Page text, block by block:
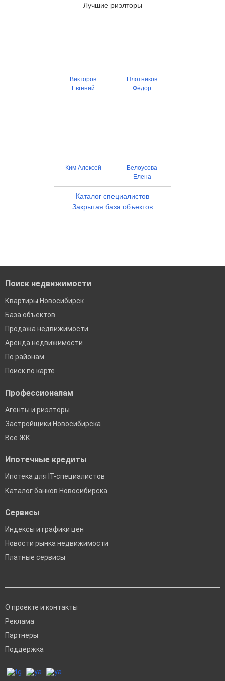
Лучшие риэлторы
Викторов
Евгений
Плотников
Фёдор
Ким Алексей
Белоусова
Елена
Каталог специалистов
Закрытая база объектов
Поиск недвижимости
Квартиры Новосибирск
База объектов
Продажа недвижимости
Аренда недвижимости
По районам
Поиск по карте
Профессионалам
Агенты и риэлторы
Застройщики Новосибирска
Все ЖК
Ипотечные кредиты
Ипотека для IT-специалистов
Каталог банков Новосибирска
Сервисы
Индексы и графики цен
Новости рынка недвижимости
Платные сервисы
О проекте и контакты
Реклама
Партнеры
Поддержка